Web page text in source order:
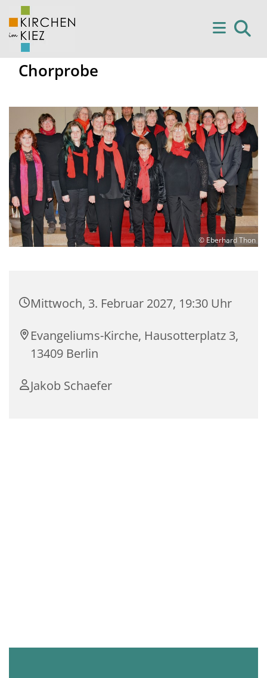
Chorprobe
© Eberhard Thon
Mittwoch, 3. Februar 2027, 19:30 Uhr
Evangeliums-Kirche, Hausotterplatz 3,
13409 Berlin
Jakob Schaefer